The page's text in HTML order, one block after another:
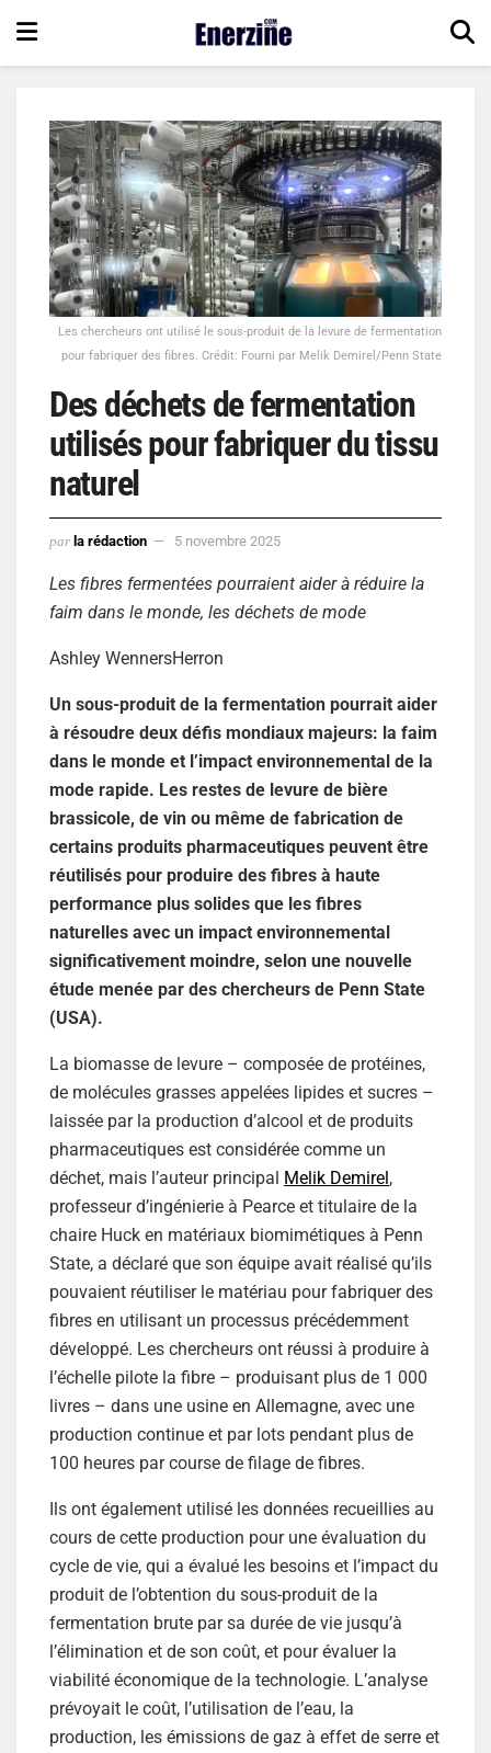
Les chercheurs ont utilisé le sous-produit de la levure de fermentation
pour fabriquer des fibres. Crédit: Fourni par Melik Demirel/Penn State
Des déchets de fermentation
utilisés pour fabriquer du tissu
naturel
par la rédaction 5 novembre 2025
Les fibres fermentées pourraient aider à réduire la
faim dans le monde, les déchets de mode
Ashley WennersHerron
Un sous-produit de la fermentation pourrait aider
à résoudre deux défis mondiaux majeurs: la faim
dans le monde et l’impact environnemental de la
mode rapide. Les restes de levure de bière
brassicole, de vin ou même de fabrication de
certains produits pharmaceutiques peuvent être
réutilisés pour produire des fibres à haute
performance plus solides que les fibres
naturelles avec un impact environnemental
significativement moindre, selon une nouvelle
étude menée par des chercheurs de Penn State
(USA).
La biomasse de levure – composée de protéines,
de molécules grasses appelées lipides et sucres –
laissée par la production d’alcool et de produits
pharmaceutiques est considérée comme un
déchet, mais l’auteur principal Melik Demirel,
professeur d’ingénierie à Pearce et titulaire de la
chaire Huck en matériaux biomimétiques à Penn
State, a déclaré que son équipe avait réalisé qu’ils
pouvaient réutiliser le matériau pour fabriquer des
fibres en utilisant un processus précédemment
développé. Les chercheurs ont réussi à produire à
l’échelle pilote la fibre – produisant plus de 1 000
livres – dans une usine en Allemagne, avec une
production continue et par lots pendant plus de
100 heures par course de filage de fibres.
Ils ont également utilisé les données recueillies au
cours de cette production pour une évaluation du
cycle de vie, qui a évalué les besoins et l’impact du
produit de l’obtention du sous-produit de la
fermentation brute par sa durée de vie jusqu’à
l’élimination et de son coût, et pour évaluer la
viabilité économique de la technologie. L’analyse
prévoyait le coût, l’utilisation de l’eau, la
production, les émissions de gaz à effet de serre et